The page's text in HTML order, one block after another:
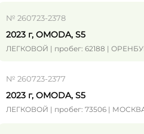
№ 260723-2378
2023 г, OMODA, S5
ЛЕГКОВОЙ | пробег: 62188 |
№ 260723-2377
2023 г, OMODA, S5
ЛЕГКОВОЙ | пробег: 73506 |